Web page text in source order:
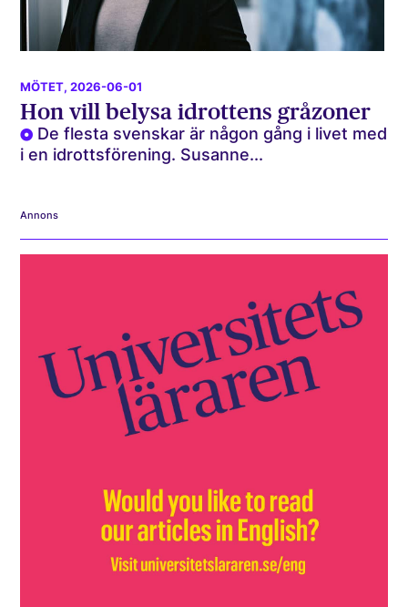
MÖTET, 2026-06-01
Hon vill belysa idrottens gråzoner
De flesta svenskar är någon gång i livet med
i en idrottsförening. Susanne...
Annons